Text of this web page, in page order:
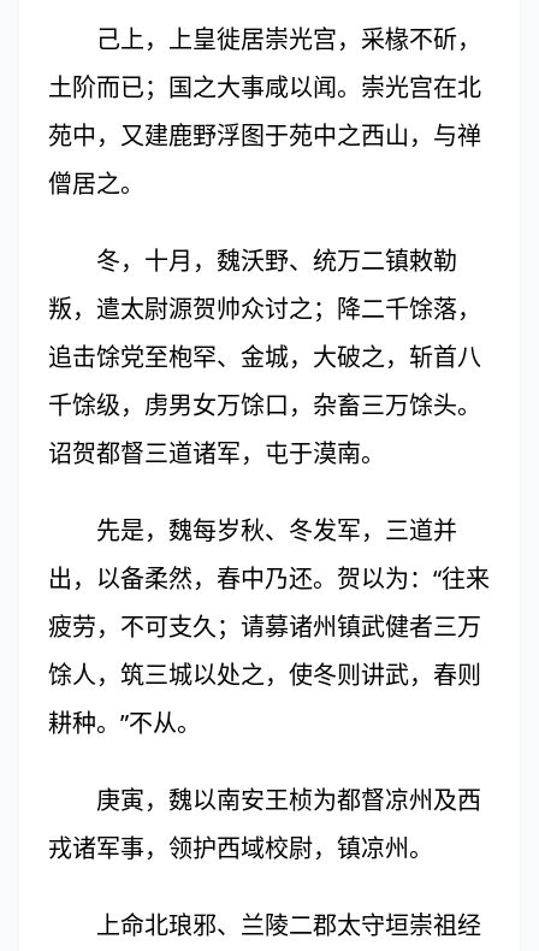
己上，上皇徙居崇光宫，采椽不斫，
土阶而已；国之大事咸以闻。崇光宫在北
苑中，又建鹿野浮图于苑中之西山，与禅
僧居之。
冬，十月，魏沃野、统万二镇敕勒
叛，遣太尉源贺帅众讨之；降二千馀落，
追击馀党至枹罕、金城，大破之，斩首八
千馀级，虏男女万馀口，杂畜三万馀头。
诏贺都督三道诸军，屯于漠南。
先是，魏每岁秋、冬发军，三道并
出，以备柔然，春中乃还。贺以为：“往来
疲劳，不可支久；请募诸州镇武健者三万
馀人，筑三城以处之，使冬则讲武，春则
耕种。”不从。
庚寅，魏以南安王桢为都督凉州及西
戎诸军事，领护西域校尉，镇凉州。
上命北琅邪、兰陵二郡太守垣崇祖经